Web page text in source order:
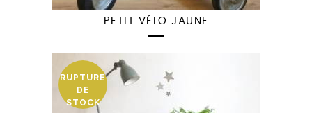
PETIT VÉLO JAUNE
RUPTURE
DE
STOCK